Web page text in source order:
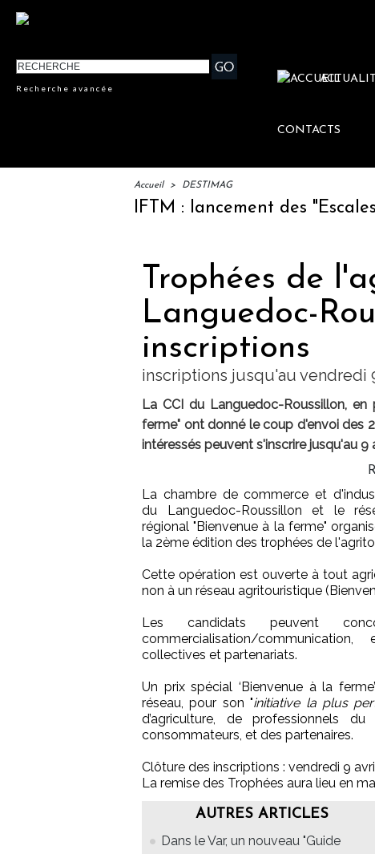
Recherche avancée
CONTACTS
Accueil > DESTIMAG
IFTM : lancement des "Escales
Trophées de
Languedoc-
inscriptions
inscriptions jusqu'au vendredi
La CCI du Languedoc-Roussillon,
ferme" ont donné le coup d'envoi des
intéressés peuvent s'inscrire jusqu'au 9
La chambre de commerce et
du Languedoc-Roussillon et le
régional "Bienvenue à la ferme"
la 2ème édition des trophées de
Cette opération est ouverte à tout
non à un réseau agritouristique
Les candidats peuvent
commercialisation/
collectives et partenariats.
Un prix spécial ‘Bienvenue à la
réseau, pour son "initiative la plus
d’agriculture, de professionnels
consommateurs, et des partenaires.
Clôture des inscriptions : vendredi 9
La remise des Trophées aura lieu en
AUTRES ARTICLES
Dans le Var, un nouveau "Guide